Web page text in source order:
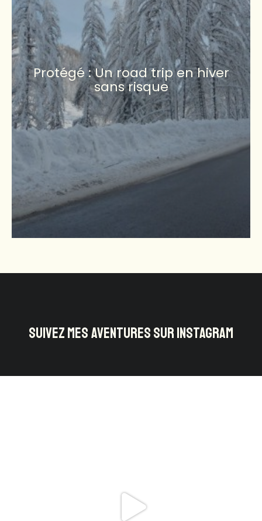
Protégé : Un road trip en hiver
sans risque
SUIVEZ MES AVENTURES SUR INSTAGRAM